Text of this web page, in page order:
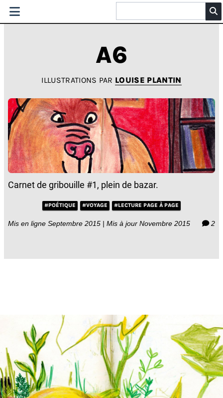
A6
ILLUSTRATIONS PAR LOUISE PLANTIN
Carnet de gribouille #1, plein de bazar.
#POÉTIQUE #VOYAGE #LECTURE PAGE À PAGE
Mis en ligne Septembre 2015 | Mis à jour Novembre 2015 2